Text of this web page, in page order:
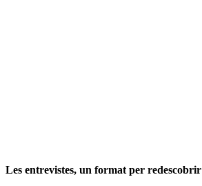
Les entrevistes, un format per redescobrir